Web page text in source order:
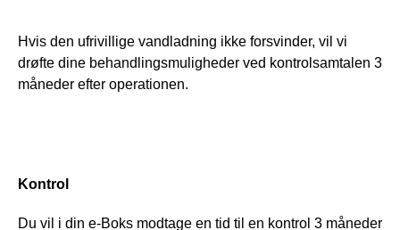
Hvis den ufrivillige vandladning ikke forsvinder, vil vi
drøfte dine behandlingsmuligheder ved kontrolsamtalen 3
måneder efter operationen.
Kontrol
Du vil i din e-Boks modtage en tid til en kontrol 3 måneder